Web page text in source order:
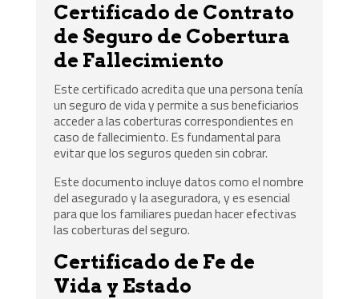
Certificado de Contrato
de Seguro de Cobertura
de Fallecimiento
Este certificado acredita que una persona tenía
un seguro de vida y permite a sus beneficiarios
acceder a las coberturas correspondientes en
caso de fallecimiento. Es fundamental para
evitar que los seguros queden sin cobrar.
Este documento incluye datos como el nombre
del asegurado y la aseguradora, y es esencial
para que los familiares puedan hacer efectivas
las coberturas del seguro.
Certificado de Fe de
Vida y Estado